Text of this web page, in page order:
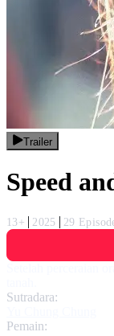
Trailer
Speed
13+ 2025 29
Sutradara:
Pemain: